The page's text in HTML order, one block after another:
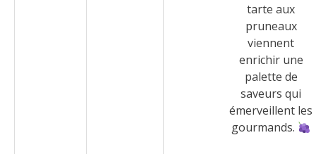
tarte aux
pruneaux
viennent
enrichir une
palette de
saveurs qui
émerveillent les
gourmands.